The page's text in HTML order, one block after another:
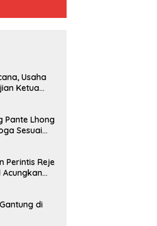
Usaha
Ketua
Pante Lhong
Sesuai
Perintis Reje
Acungkan
di